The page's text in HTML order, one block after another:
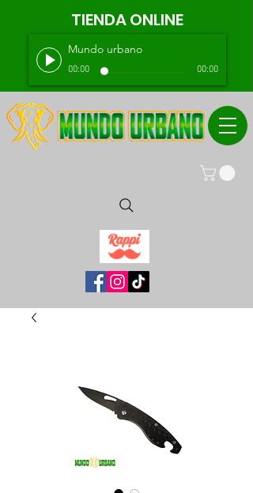
TIENDA ONLINE
Mundo urbano
00:00 00:00